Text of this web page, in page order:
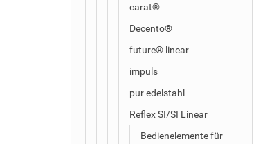
carat®
Decento®
future® linear
impuls
pur edelstahl
Reflex SI/SI Linear
Bedienelemente für